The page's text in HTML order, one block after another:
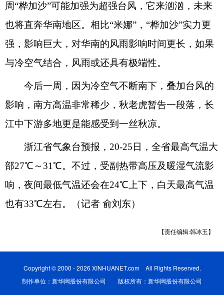
周“桦加沙”可能加强为超强台风，它来汹汹，未来
也将直奔华南地区。相比“米娜”，“桦加沙”实力更
强，影响巨大，对华南的风雨影响时间更长，如果
与冷空气结合，风雨或还具有极端性。
今后一周，因为冷空气不断南下，叠加台风的
影响，南方高温非常稀少，秋老虎暂告一段落，长
江中下游多地更是能感受到一丝秋凉。
浙江省气象台预报，20-25日，全省最高气温大
部27℃～31℃。不过，受副热带高压及暖湿气流影
响，夜间最低气温还会在24℃上下，白天最高气温
也有33℃左右。（记者 俞刘东）
【责任编辑:韩冰玉】
Copyright © 2000 - 2026 XINHUANET.com All Rights Reserved.
制作单位：新华网股份有限公司 版权所有：新华网股份有限公司